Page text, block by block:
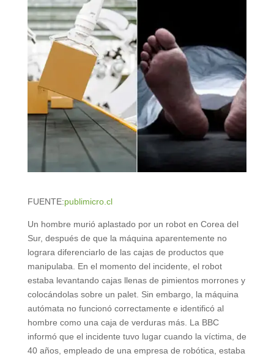
FUENTE:publimicro.cl
Un hombre murió aplastado por un robot en Corea del
Sur, después de que la máquina aparentemente no
lograra diferenciarlo de las cajas de productos que
manipulaba. En el momento del incidente, el robot
estaba levantando cajas llenas de pimientos morrones y
colocándolas sobre un palet. Sin embargo, la máquina
autómata no funcionó correctamente e identificó al
hombre como una caja de verduras más. La BBC
informó que el incidente tuvo lugar cuando la víctima, de
40 años, empleado de una empresa de robótica, estaba